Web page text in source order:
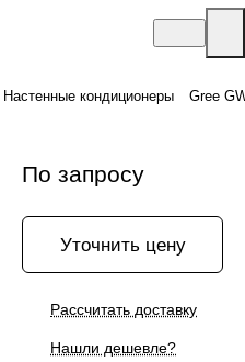
Настенные кондиционеры Gree
По запросу
Уточнить цену
Рассчитать доставку
Нашли дешевле?